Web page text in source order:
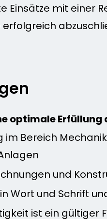
Einsätze mit einer
optimale Erfüllung
im Bereich
und
Wort und Schrift
ist ein gültiger